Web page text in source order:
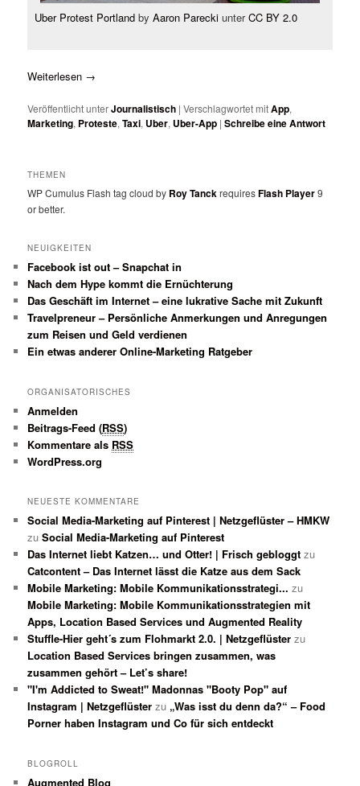
Uber Protest Portland byAaron Parecki unterCC BY 2.0
Weiterlesen →
Veröffentlicht unterJournalistisch |Verschlagwortet mitApp,
Marketing, Proteste,Taxi, Uber, Uber-App |Schreibe eine Antwort
THEMEN
WP Cumulus Flash tag cloud by Roy TanckrequiresFlash Player9
or better.
NEUIGKEITEN
Facebook ist out – Snapchat in
Nach dem Hype kommt die Ernüchterung
Das Geschäft im Internet – eine lukrative Sache mit Zukunft
Travelpreneur – Persönliche Anmerkungen und Anregungen
zum Reisen und Geld verdienen
Ein etwas anderer Online-Marketing Ratgeber
ORGANISATORISCHES
Anmelden
Beitrags-Feed (RSS)
Kommentare als RSS
WordPress.org
NEUESTE KOMMENTARE
Social Media-Marketing auf Pinterest | Netzgeflüster – HMKW
zuSocial Media-Marketing auf Pinterest
Das Internet liebt Katzen… und Otter! | Frisch gebloggt zu
Catcontent – Das Internet lässt die Katze aus dem Sack
Mobile Marketing: Mobile Kommunikationsstrategi... zu
Mobile Marketing: Mobile Kommunikationsstrategien mit
Apps, Location Based Services und Augmented Reality
Stuffle-Hier geht´s zum Flohmarkt 2.0. | Netzgeflüster zu
Location Based Services bringen zusammen, was
zusammen gehört – Let’s share!
"I'm Addicted to Sweat!" Madonnas "Booty Pop" auf
Instagram | Netzgeflüster zu „Was isst du denn da?“ – Food
Porner haben Instagram und Co für sich entdeckt
BLOGROLL
Augmented Blog